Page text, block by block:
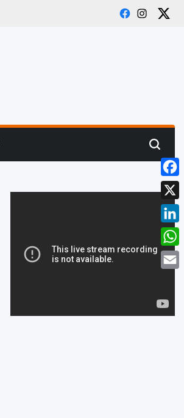
Facebook
Instagram
X
Search
X